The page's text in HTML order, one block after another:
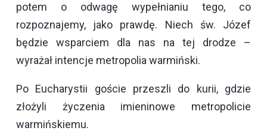
potem o odwagę wypełnianiu tego, co
rozpoznajemy, jako prawdę. Niech św. Józef
będzie wsparciem dla nas na tej drodze –
wyrażał intencje metropolia warmiński.
Po Eucharystii goście przeszli do kurii, gdzie
złożyli życzenia imieninowe metropolicie
warmińskiemu.